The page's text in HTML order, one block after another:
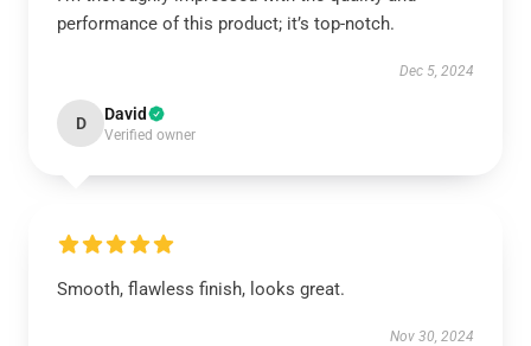
performance of this product; it’s top-notch.
Dec 5, 2024
D David
Verified owner
Smooth, flawless finish, looks great.
Nov 30, 2024